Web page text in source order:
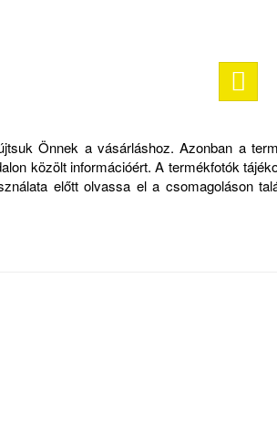
Önnek a vásárláshoz. Azonban a
közölt információért. A termékfotók
előtt olvassa el a csomagoláson